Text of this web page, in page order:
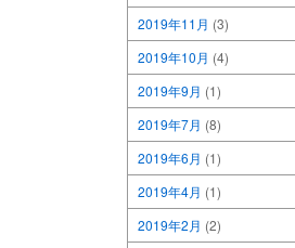
2019年11月 (3)
2019年10月 (4)
2019年9月 (1)
2019年7月 (8)
2019年6月 (1)
2019年4月 (1)
2019年2月 (2)